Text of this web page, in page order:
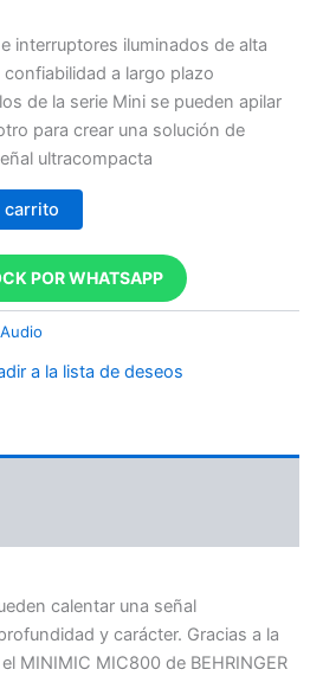
interruptores iluminados de alta
a largo plazo
de la serie Mini se pueden apilar
para crear una solución de
ultracompacta
carrito
POR WHATSAPP
a la lista de deseos
calentar una señal
y carácter. Gracias a la
MINIMIC MIC800 de BEHRINGER